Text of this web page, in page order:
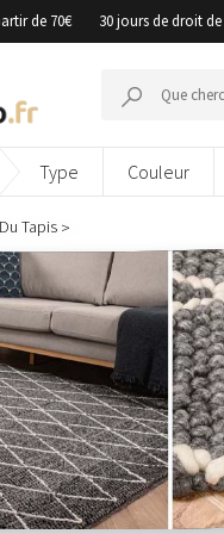
de 70€ 30 jours de droit
pour :
Type Couleur
Tapis